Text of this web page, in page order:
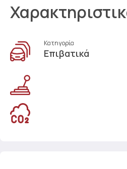
Κατηγορία
Επιβατικά